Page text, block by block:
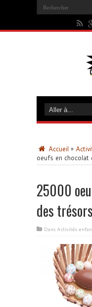
Accueil »
oeufs en
25000
des trésors
Dans Activités